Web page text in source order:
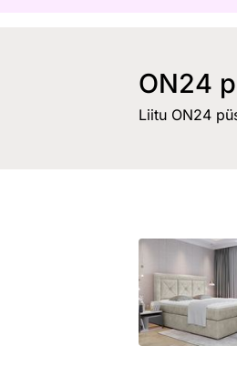
ON24
Liitu ON24